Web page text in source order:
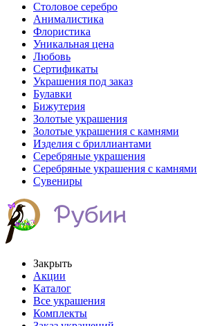
Столовое серебро
Анималистика
Флористика
Уникальная цена
Любовь
Сертификаты
Украшения под заказ
Булавки
Бижутерия
Золотые украшения
Золотые украшения с камнями
Изделия с бриллиантами
Серебряные украшения
Серебряные украшения с камнями
Сувениры
Закрыть
Акции
Каталог
Все украшения
Комплекты